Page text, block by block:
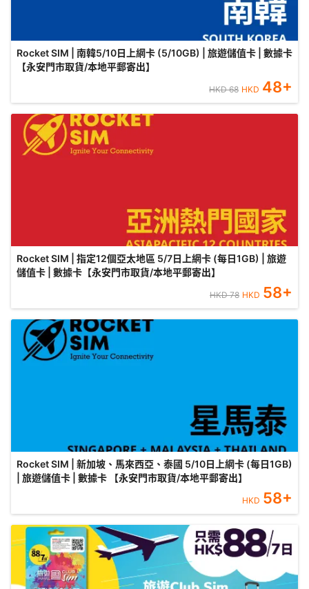
Rocket SIM | 南韓5/10日上網卡 (5/10GB) | 旅遊儲值卡 | 數據卡
【永安門市取貨/本地平郵寄出】
HKD68 HKD 48+
Rocket SIM | 指定12個亞太地區 5/7日上網卡 (每日1GB) | 旅遊
儲值卡 | 數據卡【永安門市取貨/本地平郵寄出】
HKD78 HKD 58+
Rocket SIM | 新加坡、馬來西亞、泰國 5/10日上網卡 (每日1GB)
| 旅遊儲值卡 | 數據卡 【永安門市取貨/本地平郵寄出】
HKD 58+